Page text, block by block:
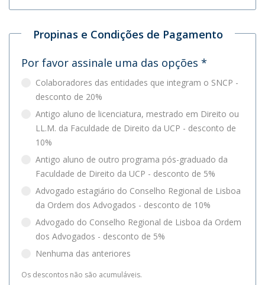
Propinas e Condições de Pagamento
Por favor assinale uma das opções *
Colaboradores das entidades que integram o SNCP -
desconto de 20%
Antigo aluno de licenciatura, mestrado em Direito ou
LL.M. da Faculdade de Direito da UCP - desconto de
10%
Antigo aluno de outro programa pós-graduado da
Faculdade de Direito da UCP - desconto de 5%
Advogado estagiário do Conselho Regional de Lisboa
da Ordem dos Advogados - desconto de 10%
Advogado do Conselho Regional de Lisboa da Ordem
dos Advogados - desconto de 5%
Nenhuma das anteriores
Os descontos não são acumuláveis.